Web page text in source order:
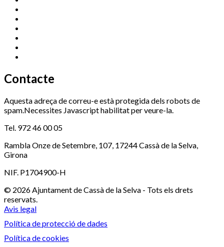
Contacte
Aquesta adreça de correu-e està protegida dels robots de
spam.Necessites Javascript habilitat per veure-la.
Tel. 972 46 00 05
Rambla Onze de Setembre, 107, 17244 Cassà de la Selva,
Girona
NIF. P1704900-H
© 2026 Ajuntament de Cassà de la Selva - Tots els drets
reservats.
Avis legal
Política de protecció de dades
Política de cookies